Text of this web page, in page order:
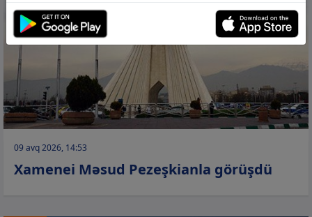
09 avq 2026, 14:53
Xamenei Məsud Pezeşkianla görüşdü